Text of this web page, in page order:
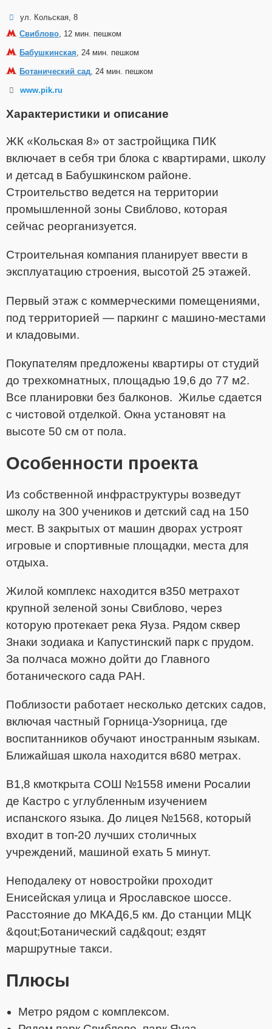
ул. Кольская, 8
Свиблово, 12 мин. пешком
Бабушкинская, 24 мин. пешком
Ботанический сад, 24 мин. пешком
www.pik.ru
Характеристики и описание
ЖК «Кольская 8» от застройщика ПИК
включает в себя три блока с квартирами, школу
и детсад в Бабушкинском районе.
Строительство ведется на территории
промышленной зоны Свиблово, которая
сейчас реорганизуется.
Строительная компания планирует ввести в
эксплуатацию строения, высотой 25 этажей.
Первый этаж с коммерческими помещениями,
под территорией — паркинг с машино-местами
и кладовыми.
Покупателям предложены квартиры от студий
до трехкомнатных, площадью 19,6 до 77 м2.
Все планировки без балконов. Жилье сдается
с чистовой отделкой. Окна установят на
высоте 50 см от пола.
Особенности проекта
Из собственной инфраструктуры возведут
школу на 300 учеников и детский сад на 150
мест. В закрытых от машин дворах устроят
игровые и спортивные площадки, места для
отдыха.
Жилой комплекс находится в350 метрахот
крупной зеленой зоны Свиблово, через
которую протекает река Яуза. Рядом сквер
Знаки зодиака и Капустинский парк с прудом.
За полчаса можно дойти до Главного
ботанического сада РАН.
Поблизости работает несколько детских садов,
включая частный Горница-Узорница, где
воспитанников обучают иностранным языкам.
Ближайшая школа находится в680 метрах.
В1,8 кмоткрыта СОШ №1558 имени Росалии
де Кастро с углубленным изучением
испанского языка. До лицея №1568, который
входит в топ-20 лучших столичных
учреждений, машиной ехать 5 минут.
Неподалеку от новостройки проходит
Енисейская улица и Ярославское шоссе.
Расстояние до МКАД6,5 км. До станции МЦК
&qout;Ботанический сад&qout; ездят
маршрутные такси.
Плюсы
Метро рядом с комплексом.